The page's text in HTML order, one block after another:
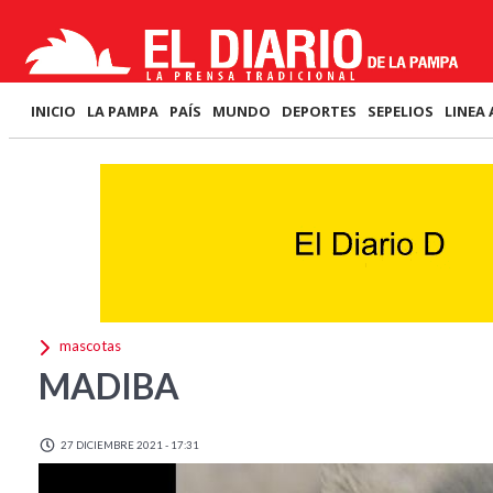
INICIO LA PAMPA PAÍS MUNDO DEPORTES SEPELIOS LINEA
mascotas
MADIBA
27 DICIEMBRE 2021 - 17:31